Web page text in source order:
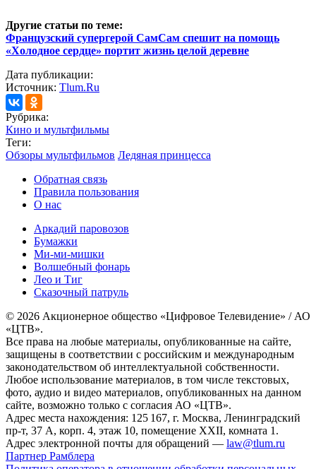
Другие статьи по теме:
Французский супергерой СамСам спешит на помощь
«Холодное сердце» портит жизнь целой деревне
Дата публикации:
Источник: Tlum.Ru
Рубрика:
Кино и мультфильмы
Теги:
Обзоры мультфильмов Ледяная принцесса
Обратная связь
Правила пользования
О нас
Аркадий паровозов
Бумажки
Ми-ми-мишки
Волшебный фонарь
Лео и Тиг
Сказочный патруль
© 2026 Акционерное общество «Цифровое Телевидение» / АО
«ЦТВ».
Все права на любые материалы, опубликованные на сайте,
защищены в соответствии с российским и международным
законодательством об интеллектуальной собственности.
Любое использование материалов, в том числе текстовых,
фото, аудио и видео материалов, опубликованных на данном
сайте, возможно только с согласия АО «ЦТВ».
Адрес места нахождения: 125 167, г. Москва, Ленинградский
пр-т, 37 А, корп. 4, этаж 10, помещение XXII, комната 1.
Адрес электронной почты для обращений — law@tlum.ru
Партнер Рамблера